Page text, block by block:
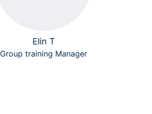
Elin T
Group training Manager